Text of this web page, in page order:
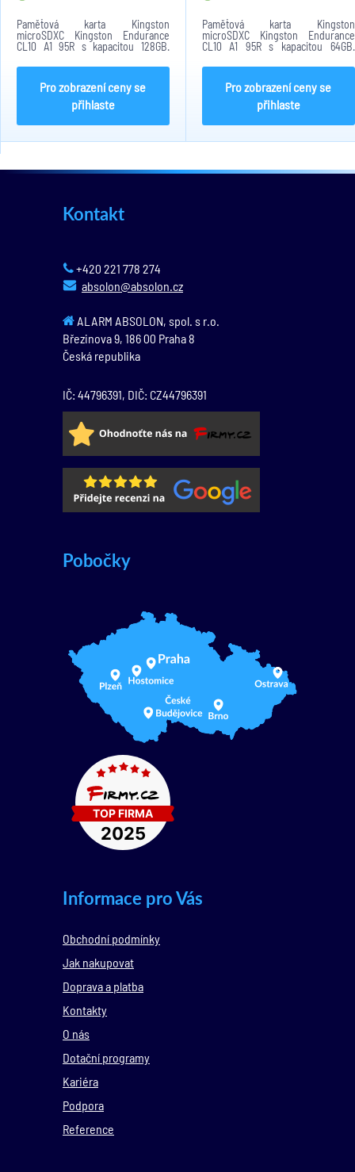
Paměťová karta Kingston
microSDXC Kingston Endurance
CL10 A1 95R s kapacitou 128GB.
Minimální rychlost přenosu činní
10MB/s. Formát paměťové karty je
MicroSDXC. Karta je konstruována
na provoz 24/7.
Pro zobrazení ceny se
přihlaste
Paměťová karta Kingston
microSDXC Kingston Endurance
CL10 A1 95R s kapacitou 64GB.
Minimální rychlost přenosu činní
10MB/s. Formát paměťové karty je
MicroSDXC. Karta je konstruována
na provoz 24/7.
Pro zobrazení ceny se
přihlaste
Kontakt
+420 221 778 274
absolon@absolon.cz
ALARM ABSOLON, spol. s r.o.
Březinova 9, 186 00 Praha 8
Česká republika
IČ: 44796391, DIČ: CZ44796391
Pobočky
Informace pro Vás
Obchodní podmínky
Jak nakupovat
Doprava a platba
Kontakty
O nás
Dotační programy
Kariéra
Podpora
Reference